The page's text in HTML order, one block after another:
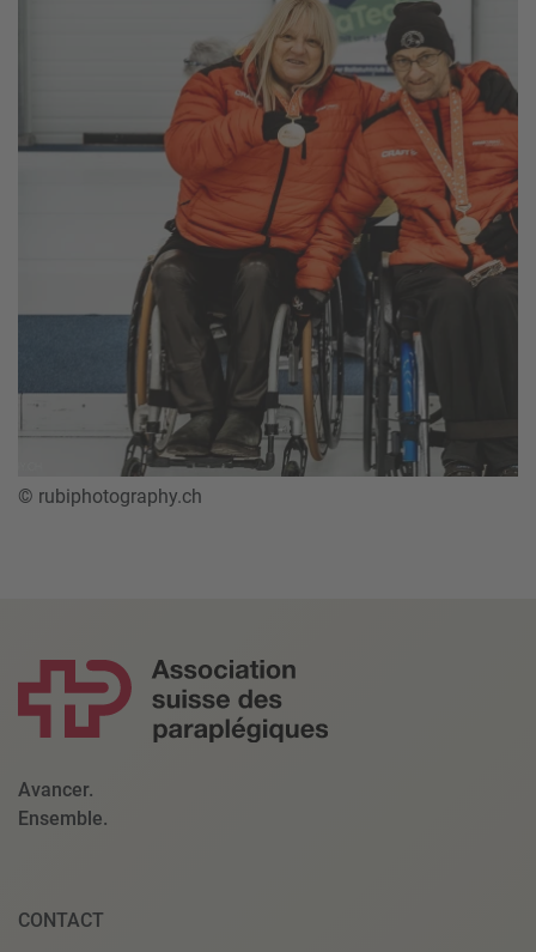
© rubiphotography.ch
Avancer.
Ensemble.
CONTACT